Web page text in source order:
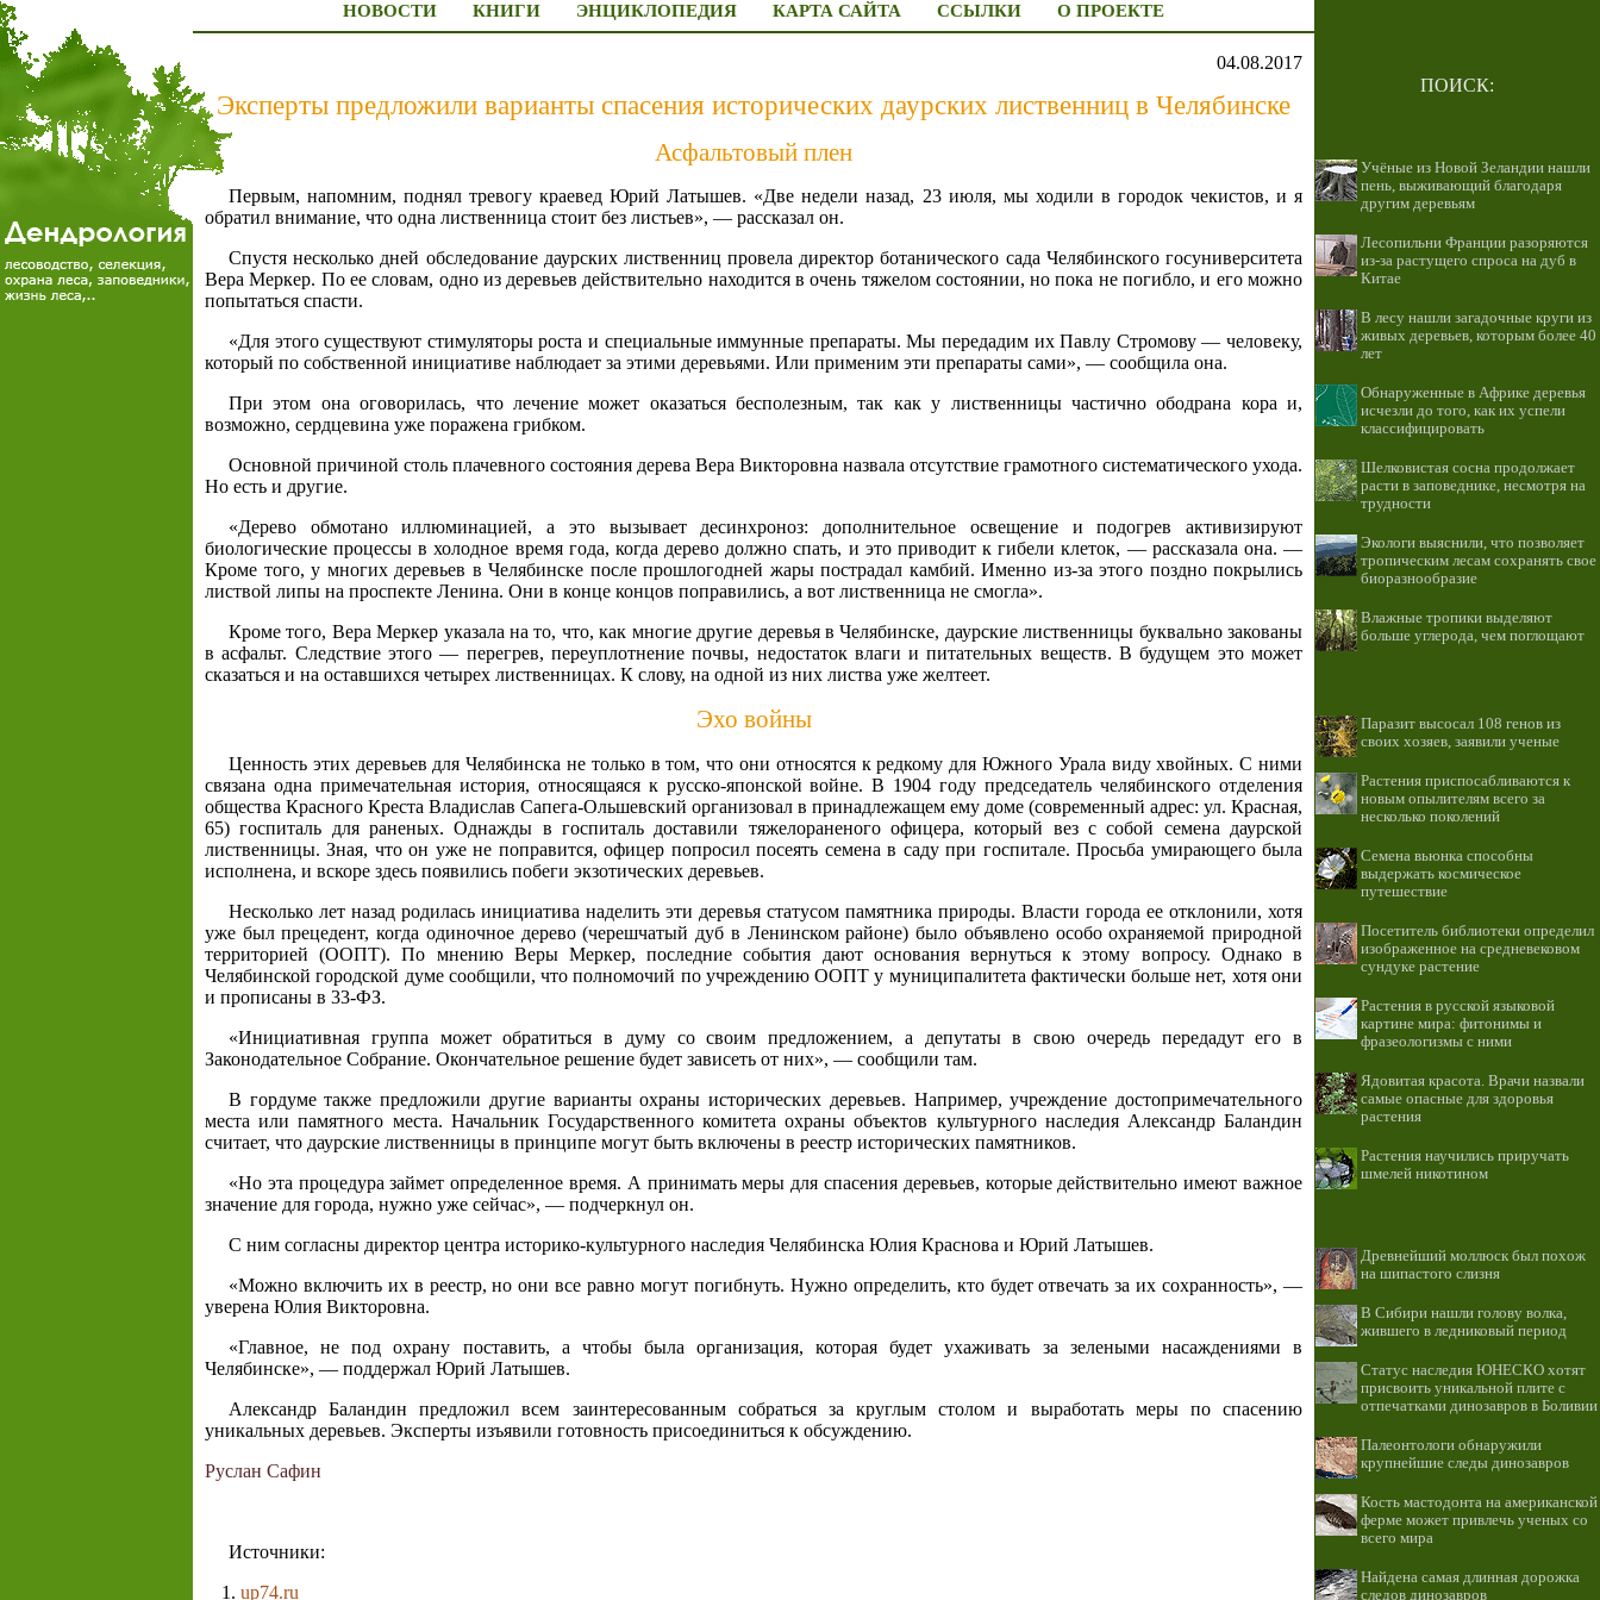
НОВОСТИ КНИГИ ЭНЦИКЛОПЕДИЯ КАРТА САЙТА ССЫЛКИ О ПРОЕКТЕ
04.08.2017
Эксперты предложили варианты спасения исторических даурских лиственниц в Челябинске
Асфальтовый плен
Первым, напомним, поднял тревогу краевед Юрий Латышев. «Две недели назад, 23 июля, мы ходили в городок чекистов, и я
обратил внимание, что одна лиственница стоит без листьев», — рассказал он.
Спустя несколько дней обследование даурских лиственниц провела директор ботанического сада Челябинского госуниверситета
Вера Меркер. По ее словам, одно из деревьев действительно находится в очень тяжелом состоянии, но пока не погибло, и его можно
попытаться спасти.
«Для этого существуют стимуляторы роста и специальные иммунные препараты. Мы передадим их Павлу Стромову — человеку,
который по собственной инициативе наблюдает за этими деревьями. Или применим эти препараты сами», — сообщила она.
При этом она оговорилась, что лечение может оказаться бесполезным, так как у лиственницы частично ободрана кора и,
возможно, сердцевина уже поражена грибком.
Основной причиной столь плачевного состояния дерева Вера Викторовна назвала отсутствие грамотного систематического ухода.
Но есть и другие.
«Дерево обмотано иллюминацией, а это вызывает десинхроноз: дополнительное освещение и подогрев активизируют
биологические процессы в холодное время года, когда дерево должно спать, и это приводит к гибели клеток, — рассказала она. —
Кроме того, у многих деревьев в Челябинске после прошлогодней жары пострадал камбий. Именно из-за этого поздно покрылись
листвой липы на проспекте Ленина. Они в конце концов поправились, а вот лиственница не смогла».
Кроме того, Вера Меркер указала на то, что, как многие другие деревья в Челябинске, даурские лиственницы буквально закованы
в асфальт. Следствие этого — перегрев, переуплотнение почвы, недостаток влаги и питательных веществ. В будущем это может
сказаться и на оставшихся четырех лиственницах. К слову, на одной из них листва уже желтеет.
Эхо войны
Ценность этих деревьев для Челябинска не только в том, что они относятся к редкому для Южного Урала виду хвойных. С ними
связана одна примечательная история, относящаяся к русско-японской войне. В 1904 году председатель челябинского отделения
общества Красного Креста Владислав Сапега-Ольшевский организовал в принадлежащем ему доме (современный адрес: ул. Красная,
65) госпиталь для раненых. Однажды в госпиталь доставили тяжелораненого офицера, который вез с собой семена даурской
лиственницы. Зная, что он уже не поправится, офицер попросил посеять семена в саду при госпитале. Просьба умирающего была
исполнена, и вскоре здесь появились побеги экзотических деревьев.
Несколько лет назад родилась инициатива наделить эти деревья статусом памятника природы. Власти города ее отклонили, хотя
уже был прецедент, когда одиночное дерево (черешчатый дуб в Ленинском районе) было объявлено особо охраняемой природной
территорией (ООПТ). По мнению Веры Меркер, последние события дают основания вернуться к этому вопросу. Однако в
Челябинской городской думе сообщили, что полномочий по учреждению ООПТ у муниципалитета фактически больше нет, хотя они
и прописаны в 33-ФЗ.
«Инициативная группа может обратиться в думу со своим предложением, а депутаты в свою очередь передадут его в
Законодательное Собрание. Окончательное решение будет зависеть от них», — сообщили там.
В гордуме также предложили другие варианты охраны исторических деревьев. Например, учреждение достопримечательного
места или памятного места. Начальник Государственного комитета охраны объектов культурного наследия Александр Баландин
считает, что даурские лиственницы в принципе могут быть включены в реестр исторических памятников.
«Но эта процедура займет определенное время. А принимать меры для спасения деревьев, которые действительно имеют важное
значение для города, нужно уже сейчас», — подчеркнул он.
С ним согласны директор центра историко-культурного наследия Челябинска Юлия Краснова и Юрий Латышев.
«Можно включить их в реестр, но они все равно могут погибнуть. Нужно определить, кто будет отвечать за их сохранность», —
уверена Юлия Викторовна.
«Главное, не под охрану поставить, а чтобы была организация, которая будет ухаживать за зелеными насаждениями в
Челябинске», — поддержал Юрий Латышев.
Александр Баландин предложил всем заинтересованным собраться за круглым столом и выработать меры по спасению
уникальных деревьев. Эксперты изъявили готовность присоединиться к обсуждению.
Руслан Сафин
Источники:
up74.ru
ПОИСК:
Учёные из Новой Зеландии нашли
пень, выживающий благодаря
другим деревьям
Лесопильни Франции разоряются
из-за растущего спроса на дуб в
Китае
В лесу нашли загадочные круги из
живых деревьев, которым более 40
лет
Обнаруженные в Африке деревья
исчезли до того, как их успели
классифицировать
Шелковистая сосна продолжает
расти в заповеднике, несмотря на
трудности
Экологи выяснили, что позволяет
тропическим лесам сохранять свое
биоразнообразие
Влажные тропики выделяют
больше углерода, чем поглощают
Паразит высосал 108 генов из
своих хозяев, заявили ученые
Растения приспосабливаются к
новым опылителям всего за
несколько поколений
Семена вьюнка способны
выдержать космическое
путешествие
Посетитель библиотеки определил
изображенное на средневековом
сундуке растение
Растения в русской языковой
картине мира: фитонимы и
фразеологизмы с ними
Ядовитая красота. Врачи назвали
самые опасные для здоровья
растения
Растения научились приручать
шмелей никотином
Древнейший моллюск был похож
на шипастого слизня
В Сибири нашли голову волка,
жившего в ледниковый период
Статус наследия ЮНЕСКО хотят
присвоить уникальной плите с
отпечатками динозавров в Боливии
Палеонтологи обнаружили
крупнейшие следы динозавров
Кость мастодонта на американской
ферме может привлечь ученых со
всего мира
Найдена самая длинная дорожка
следов динозавров